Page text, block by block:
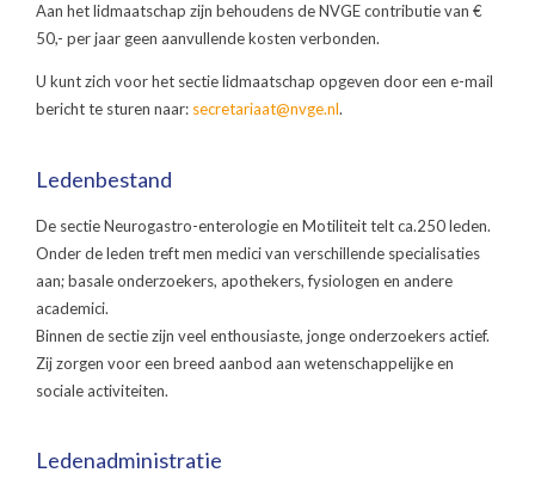
Aan het lidmaatschap zijn behoudens de NVGE contributie van €
50,- per jaar geen aanvullende kosten verbonden.
U kunt zich voor het sectie lidmaatschap opgeven door een e-mail
bericht te sturen naar: secretariaat@nvge.nl.
Ledenbestand
De sectie Neurogastro-enterologie en Motiliteit telt ca.250 leden.
Onder de leden treft men medici van verschillende specialisaties
aan; basale onderzoekers, apothekers, fysiologen en andere
academici.
Binnen de sectie zijn veel enthousiaste, jonge onderzoekers actief.
Zij zorgen voor een breed aanbod aan wetenschappelijke en
sociale activiteiten.
Ledenadministratie